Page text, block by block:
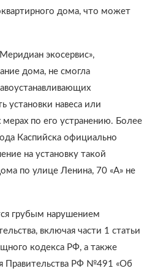
дома, что может
экосервис»,
дома, не смогла
установки навеса или
по его устранению. Более
Каспийска официально
на установку такой
по улице Ленина, 70 «А» не
грубым нарушением
включая части 1 статьи
кодекса РФ, а также
Правительства РФ №491 «Об